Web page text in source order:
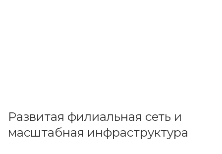
Развитая филиальная сеть и
масштабная инфраструктура